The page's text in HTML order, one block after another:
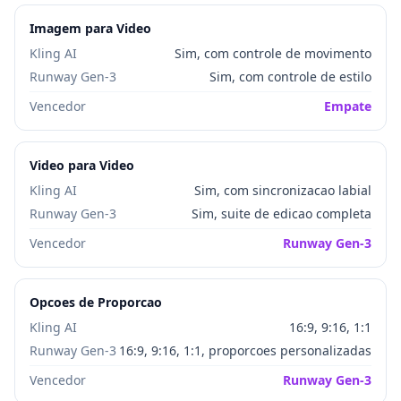
Imagem para Video
Kling AI
Sim, com controle de movimento
Runway Gen-3
Sim, com controle de estilo
Vencedor
Empate
Video para Video
Kling AI
Sim, com sincronizacao labial
Runway Gen-3
Sim, suite de edicao completa
Vencedor
Runway Gen-3
Opcoes de Proporcao
Kling AI
16:9, 9:16, 1:1
Runway Gen-3 16:9, 9:16, 1:1, proporcoes personalizadas
Vencedor
Runway Gen-3